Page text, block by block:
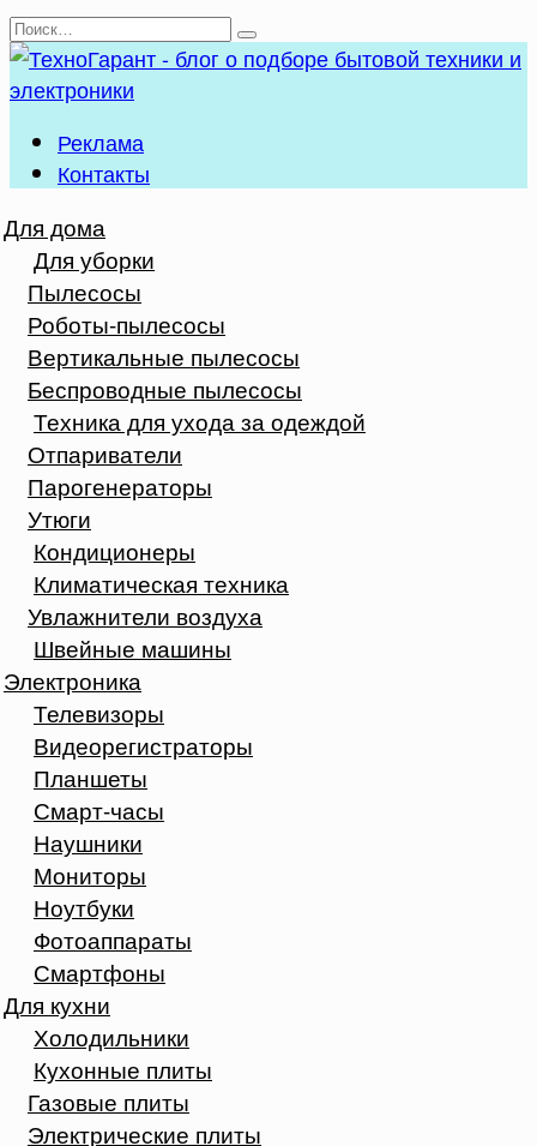
Перейти
к
содержанию
Search
for:
Реклама
Контакты
Для дома
Для уборки
Пылесосы
Роботы-пылесосы
Вертикальные пылесосы
Беспроводные пылесосы
Техника для ухода за одеждой
Отпариватели
Парогенераторы
Утюги
Кондиционеры
Климатическая техника
Увлажнители воздуха
Швейные машины
Электроника
Телевизоры
Видеорегистраторы
Планшеты
Смарт-часы
Наушники
Мониторы
Ноутбуки
Фотоаппараты
Смартфоны
Для кухни
Холодильники
Кухонные плиты
Газовые плиты
Электрические плиты